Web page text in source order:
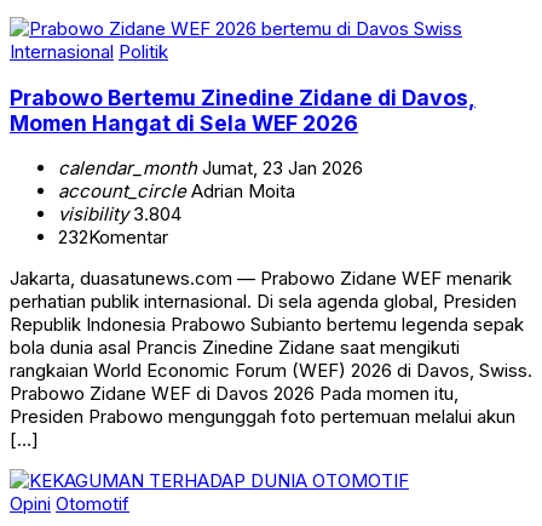
Internasional Politik
Prabowo Bertemu Zinedine Zidane di Davos,
Momen Hangat di Sela WEF 2026
calendar_monthJumat, 23 Jan 2026
account_circleAdrian Moita
visibility3.804
232Komentar
Jakarta, duasatunews.com — Prabowo Zidane WEF menarik
perhatian publik internasional. Di sela agenda global, Presiden
Republik Indonesia Prabowo Subianto bertemu legenda sepak
bola dunia asal Prancis Zinedine Zidane saat mengikuti
rangkaian World Economic Forum (WEF) 2026 di Davos, Swiss.
Prabowo Zidane WEF di Davos 2026 Pada momen itu,
Presiden Prabowo mengunggah foto pertemuan melalui akun
[…]
Opini Otomotif